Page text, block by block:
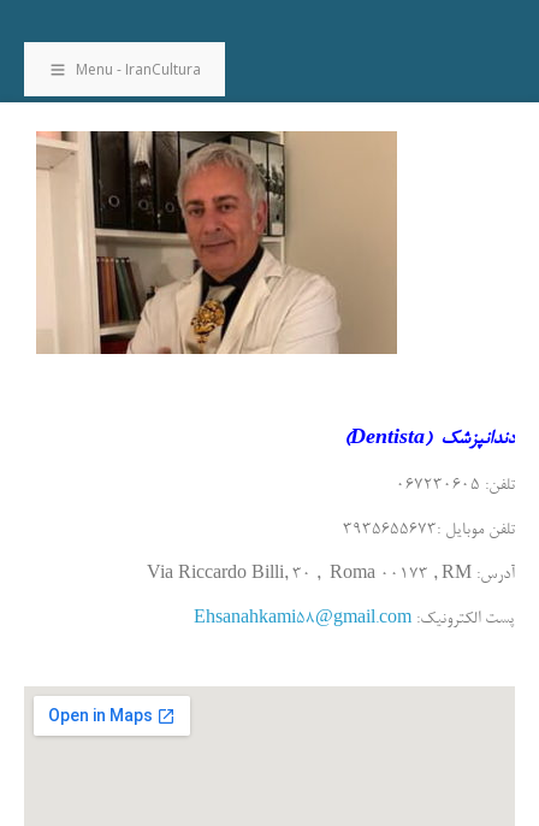
Menu - IranCultura
دندانپزشک (Dentista)
تلفن: 067230605
تلفن موبایل :3935655673
آدرس: Via Riccardo Billi, 30 , Roma 00173 , RM
پست الکترونیک: Ehsanahkami58@gmail.com